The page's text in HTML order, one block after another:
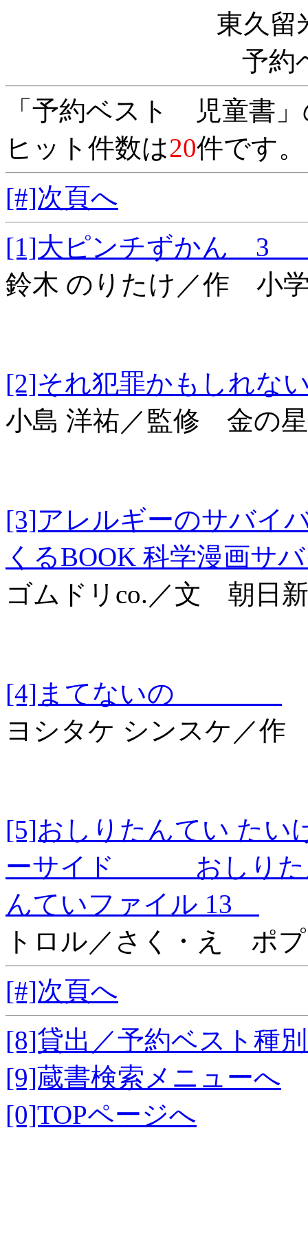
東久留
予約
「予約ベスト 児童書
ヒット件数は20件です
[#]次頁へ
[1]大ピンチずか
鈴木 のりたけ／作 小
[2]それ犯罪かもし
小島 洋祐／監修 金の
[3]アレルギーのサバ
くるBOOK 科学漫画サ
ゴムドリco.／文 朝日
[4]まてないの
ヨシタケ シンスケ／
[5]おしりたんてい たい
ーサイド おしりたん
んていファイル 13
トロル／さく・え ポ
[#]次頁へ
[8]貸出／予約ベスト種
[9]蔵書検索メニューへ
[0]TOPページへ